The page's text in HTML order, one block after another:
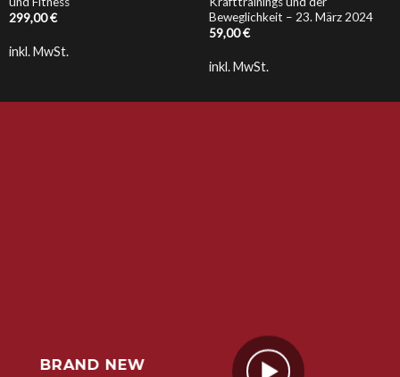
299,00€
inkl. MwSt.
Beweglichkeit – 23. März 2024
59,00€
inkl. MwSt.
BRAND NEW